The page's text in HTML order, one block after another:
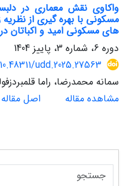
واکاوی نقش معماری در
مسکونی با بهره گیری از
های مسکونی امید و اکباتان
دوره 6، شماره 3، پاییز 1404
udd.2025.27563
سمانه محمدرضا، راما
مشاهده مقاله
اصل مقاله